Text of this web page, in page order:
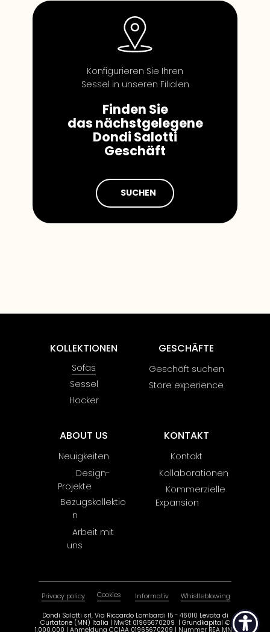
​Konfigurieren Sie Ihren
Sessel in unseren Filialen
​Finden Sie
das nächstgelegene
Dondi Salotti
Geschäft
SUCHEN
KOLLEKTIONEN
Sofas
Sessel
Hocker
GESCHÄFTE
Geschäft suchen
Store experience
ABOUT US
Neuigkeiten
Design-
Projekte
Bezugskollektio
n
Arbeit mit
uns
KONTAKT
Kontakt
Kollaborationen
Kommerzielle
Expansion
Privacy policy Informativ Whistleblowing
Cookies
Dondi Salotti srl, Via Riccardo Lombardi 15 - 46010 Levata di
Curtatone (MN) Italia | MwSt 01965670209 | ​Grundkapital €
1.000.000 | Anmeldung CCIAA 01965670209 | Nummer REA MN-